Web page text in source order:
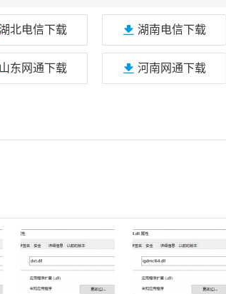
北电信下载 湖南电信下载
山东网通下载 河南网通下载